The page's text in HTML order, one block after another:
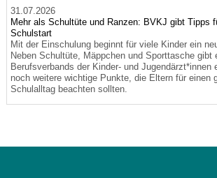
31.07.2026
Mehr als Schultüte und Ranzen: BVKJ gibt Tipps
Schulstart
Mit der Einschulung beginnt für viele Kinder ein
Neben Schultüte, Mäppchen und Sporttasche gibt
Berufsverbands der Kinder- und Jugendärzt*innen
noch weitere wichtige Punkte, die Eltern für einen
Schulalltag beachten sollten.